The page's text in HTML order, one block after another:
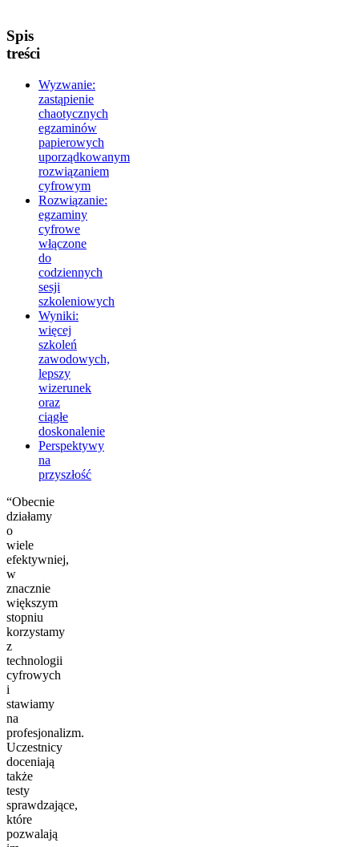
Spis
treści
Wyzwanie:
zastąpienie
chaotycznych
egzaminów
papierowych
uporządkowanym
rozwiązaniem
cyfrowym
Rozwiązanie:
egzaminy
cyfrowe
włączone
do
codziennych
sesji
szkoleniowych
Wyniki:
więcej
szkoleń
zawodowych,
lepszy
wizerunek
oraz
ciągłe
doskonalenie
Perspektywy
na
przyszłość
“Obecnie
działamy
o
wiele
efektywniej,
w
znacznie
większym
stopniu
korzystamy
z
technologii
cyfrowych
i
stawiamy
na
profesjonalizm.
Uczestnicy
doceniają
także
testy
sprawdzające,
które
pozwalają